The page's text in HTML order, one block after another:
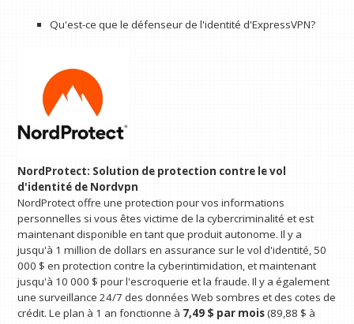
Qu'est-ce que le défenseur de l'identité d'ExpressVPN?
NordProtect: Solution de protection contre le vol
d'identité de Nordvpn
NordProtect offre une protection pour vos informations
personnelles si vous êtes victime de la cybercriminalité et est
maintenant disponible en tant que produit autonome. Il y a
jusqu'à 1 million de dollars en assurance sur le vol d'identité, 50
000 $ en protection contre la cyberintimidation, et maintenant
jusqu'à 10 000 $ pour l'escroquerie et la fraude. Il y a également
une surveillance 24/7 des données Web sombres et des cotes de
crédit. Le plan à 1 an fonctionne à 7,49 $ par mois(89,88 $ à